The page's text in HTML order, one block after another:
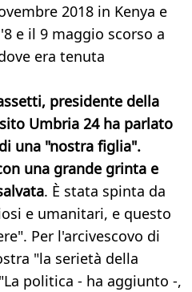
2018 in Kenya e
e il 9 maggio scorso a
era tenuta
presidente della
Umbria 24 ha parlato
una "nostra figlia".
una grande grinta e
. È stata spinta da
e umanitari, e questo
Per l'arcivescovo di
"la serietà della
politica - ha aggiunto -,